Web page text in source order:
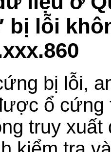
bị lỗi
bị lỗi,
ổ cứng
truy